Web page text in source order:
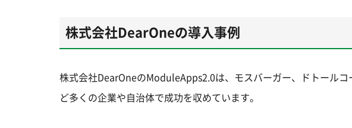
株式会社DearOneの導入事例
株式会社DearOneのModuleApps2.0は、モスバーガー、ドトール
ど多くの企業や自治体で成功を収めています。